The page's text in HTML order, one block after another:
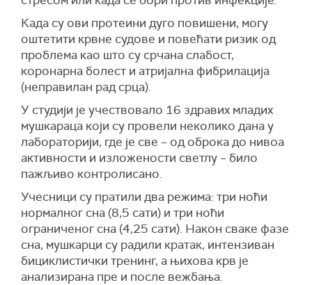
Када су ови протеини дуго повишени, могу
оштетити крвне судове и повећати ризик од
проблема као што су срчана слабост,
коронарна болест и атријална фибрилација
(неправилан рад срца).
У студији је учествовало 16 здравих младих
мушкараца који су провели неколико дана у
лабораторији, где је све – од оброка до нивоа
активности и изложености светлу – било
пажљиво контролисано.
Учесници су пратили два режима: три ноћи
нормалног сна (8,5 сати) и три ноћи
ограниченог сна (4,25 сати). Након сваке фазе
сна, мушкарци су радили кратак, интензиван
бициклистички тренинг, а њихова крв је
анализирана пре и после вежбања.